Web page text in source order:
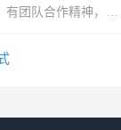
有团队合作精神，有